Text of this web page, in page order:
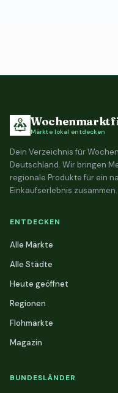
Märkte lokal entdecken
Dein Verzeichnis für
Deutschland. Wir bringen
regionale Produkte für ein
Einkaufserlebnis zusammen.
ENTDECKEN
Alle Märkte
Alle Städte
Heute geöffnet
Regionen
Flohmärkte
Magazin
BUNDESLÄNDER